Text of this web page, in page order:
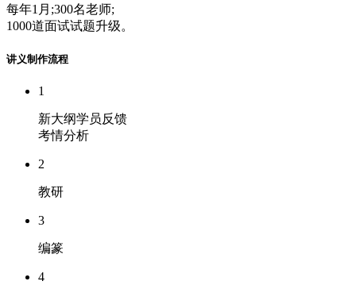
每年1月;300名老师;
1000道面试试题升级。
讲义制作流程
1
新大纲学员反馈
考情分析
2
教研
3
编篆
4